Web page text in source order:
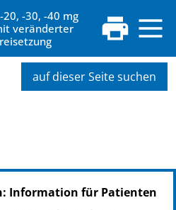
-30, -40 mg
veränderter
auf dieser Seite suchen
Information für Patienten